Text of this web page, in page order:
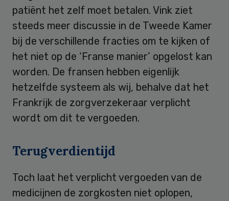
patiënt het zelf moet betalen. Vink ziet
steeds meer discussie in de Tweede Kamer
bij de verschillende fracties om te kijken of
het niet op de ‘Franse manier’ opgelost kan
worden. De fransen hebben eigenlijk
hetzelfde systeem als wij, behalve dat het
Frankrijk de zorgverzekeraar verplicht
wordt om dit te vergoeden.
Terugverdientijd
Toch laat het verplicht vergoeden van de
medicijnen de zorgkosten niet oplopen,